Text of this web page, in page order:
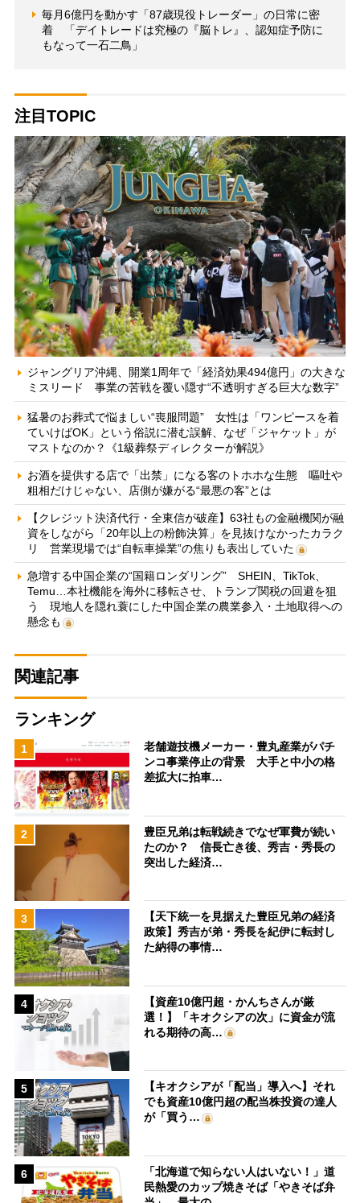
毎月6億円を動かす「87歳現役トレーダー」の日常に密
着 「デイトレードは究極の『脳トレ』、認知症予防に
もなって一石二鳥」
注目TOPIC
ジャングリア沖縄、開業1周年で「経済効果494億円」の大きな
ミスリード 事業の苦戦を覆い隠す“不透明すぎる巨大な数字”
猛暑のお葬式で悩ましい“喪服問題” 女性は「ワンピースを着
ていけばOK」という俗説に潜む誤解、なぜ「ジャケット」が
マストなのか？《1級葬祭ディレクターが解説》
お酒を提供する店で「出禁」になる客のトホホな生態 嘔吐や
粗相だけじゃない、店側が嫌がる“最悪の客”とは
【クレジット決済代行・全東信が破産】63社もの金融機関が融
資をしながら「20年以上の粉飾決算」を見抜けなかったカラク
リ 営業現場では“自転車操業”の焦りも表出していた
急増する中国企業の“国籍ロンダリング” SHEIN、TikTok、
Temu…本社機能を海外に移転させ、トランプ関税の回避を狙
う 現地人を隠れ蓑にした中国企業の農業参入・土地取得への
懸念も
関連記事
ランキング
1
老舗遊技機メーカー・豊丸産業がパチ
ンコ事業停止の背景 大手と中小の格
差拡大に拍車…
2
豊臣兄弟は転戦続きでなぜ軍費が続い
たのか？ 信長亡き後、秀吉・秀長の
突出した経済…
3
【天下統一を見据えた豊臣兄弟の経済
政策】秀吉が弟・秀長を紀伊に転封し
た納得の事情…
4
【資産10億円超・かんちさんが厳
選！】「キオクシアの次」に資金が流
れる期待の高…
5
【キオクシアが「配当」導入へ】それ
でも資産10億円超の配当株投資の達人
が「買う…
6
「北海道で知らない人はいない！」道
民熱愛のカップ焼きそば「やきそば弁